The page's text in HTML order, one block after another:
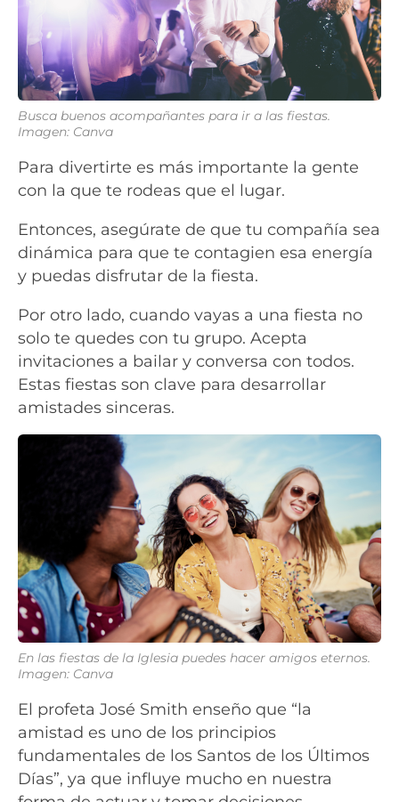
Busca buenos acompañantes para ir a las fiestas.
Imagen: Canva
Para divertirte es más importante la gente
con la que te rodeas que el lugar.
Entonces, asegúrate de que tu compañía sea
dinámica para que te contagien esa energía
y puedas disfrutar de la fiesta.
Por otro lado, cuando vayas a una fiesta no
solo te quedes con tu grupo. Acepta
invitaciones a bailar y conversa con todos.
Estas fiestas son clave para desarrollar
amistades sinceras.
En las fiestas de la Iglesia puedes hacer amigos eternos.
Imagen: Canva
El profeta José Smith enseño que “la
amistad es uno de los principios
fundamentales de los Santos de los Últimos
Días”, ya que influye mucho en nuestra